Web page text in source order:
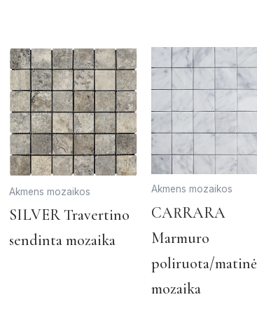
This
has
Akmens mozaikos
SILVER Travertino
sendinta mozaika
This
product
has
multiple
variants.
Akmens mozaikos
CARRARA
Marmuro
poliruota/matinė
mozaika